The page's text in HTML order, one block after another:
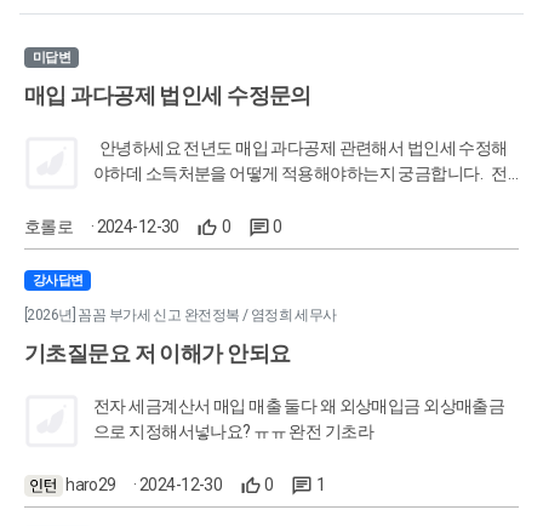
미답변
매입 과다공제 법인세 수정문의
안녕하세요 전년도 매입 과다공제 관련해서 법인세 수정해
야하데 소득처분을 어떻게 적용해야하는지 궁금합니다. 전
늦게 발행되었는지 인지가 늦어져 이제서야 발견하였습니다.
부가세는 수정하였으나 법인세 수정하려니 소득처분을 어
계산서(현재시점 인지상태) 수수료 -100만원 / 외상매입금
-110만원 부가세대급금 -10만원 전년도 법인세 수정신고서
만 익금산입 유보처리하면 되는지...;;; 너무 어려워요..ㅠㅠ 수
정하는 시점에 회계처리는 아래와 같이 하면 될까요? 외상매
-10만원
호롤로 · 2024-12-30 0 0
강사답변
[2026년] 꼼꼼 부가세 신고 완전정복 / 염정희 세무사
기초질문요 저 이해가 안되요
전자 세금계산서 매입 매출 둘다 왜 외상매입금 외상매출금
으로 지정해서넣나요? ㅠㅠ 완전 기초라
haro29 · 2024-12-30 0 1